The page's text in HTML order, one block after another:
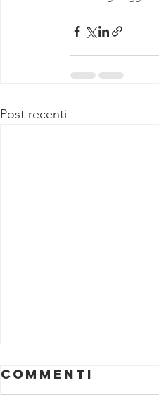
Post recenti
Commenti